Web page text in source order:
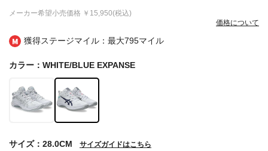
獲得ステージマイル：最大795マイル
メーカー希望小売価格 ￥15,950(税込)
価格について
カラー：WHITE/BLUE EXPANSE
サイズ：28.0CM サイズガイドはこちら